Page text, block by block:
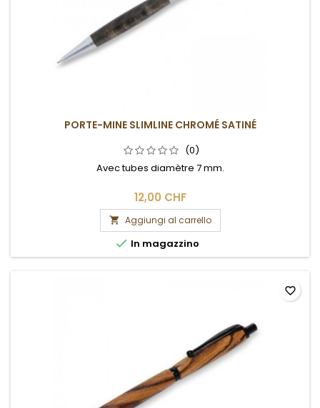
PORTE-MINE SLIMLINE CHROMÉ SATINÉ
(0)
Avec tubes diamètre 7 mm.
12,00 CHF
 Aggiungi al carrello
 In magazzino
favorite_border